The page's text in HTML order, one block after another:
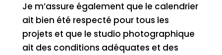
Je m’assure également que le calendrier
ait bien été respecté pour tous les
projets et que le studio photographique
ait des conditions adéquates et des